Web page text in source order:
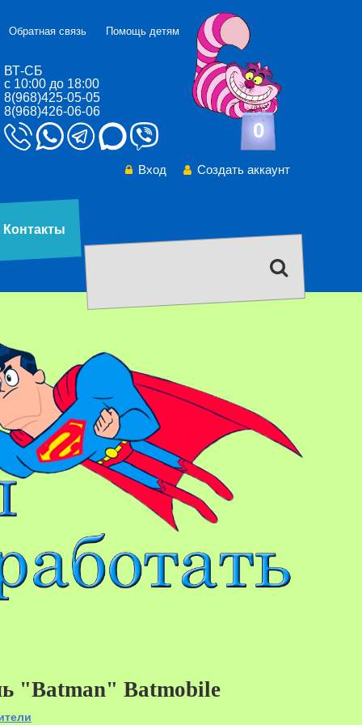
ВТ-СБ
с 10:00 до 18:00
8(968)425-05-05
8(968)426-06-06
Обратная связь Помощь детям
0
Вход Создать аккаунт
Контакты
59%
"Batman" Batmobile